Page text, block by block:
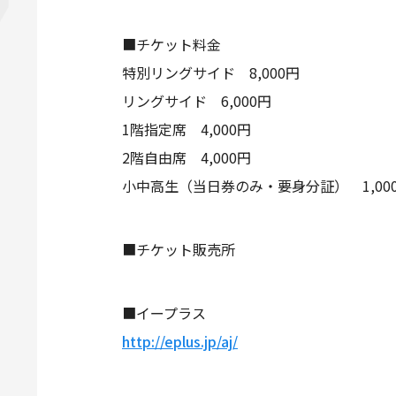
■チケット料金
特別リングサイド 8,000円
リングサイド 6,000円
1階指定席 4,000円
2階自由席 4,000円
小中高生（当日券のみ・要身分証）
■チケット販売所
■イープラス
http://eplus.jp/aj/